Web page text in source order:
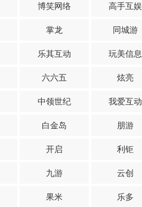
博笑网络 高手互娱
掌龙 同城游
乐其互动 玩美信息
六六五 炫亮
中领世纪 我爱互动
白金岛 朋游
开启 利钜
九游 云创
果米 乐多